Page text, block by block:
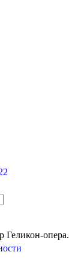
Геликон-опера.